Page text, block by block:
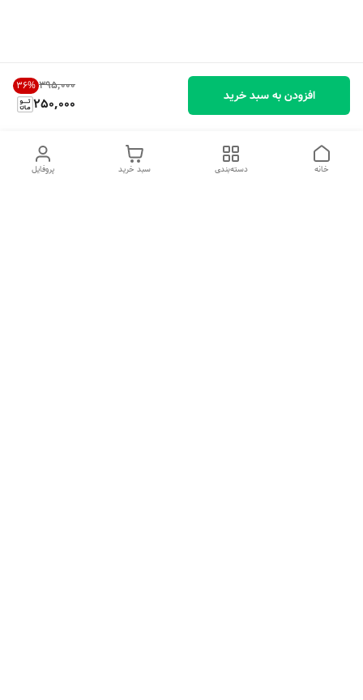
۳۹۵٬۰۰۰ 36%
250,000 افزودن به سبد خرید
پروفایل سبد خرید دسته‌بندی خانه